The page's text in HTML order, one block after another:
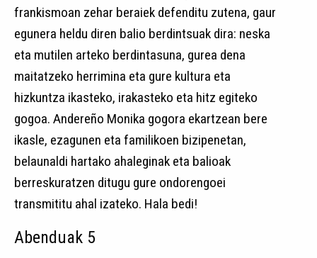
frankismoan zehar beraiek defenditu zutena, gaur
egunera heldu diren balio berdintsuak dira: neska
eta mutilen arteko berdintasuna, gurea dena
maitatzeko herrimina eta gure kultura eta
hizkuntza ikasteko, irakasteko eta hitz egiteko
gogoa. Andereño Monika gogora ekartzean bere
ikasle, ezagunen eta familikoen bizipenetan,
belaunaldi hartako ahaleginak eta balioak
berreskuratzen ditugu gure ondorengoei
transmititu ahal izateko. Hala bedi!
Abenduak 5